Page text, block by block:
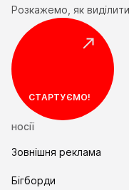
Розкажемо, як
СТАРТУЄМО!
носії
Зовнішня реклама
Бігборди
Я прочитав
використання
Надіслати